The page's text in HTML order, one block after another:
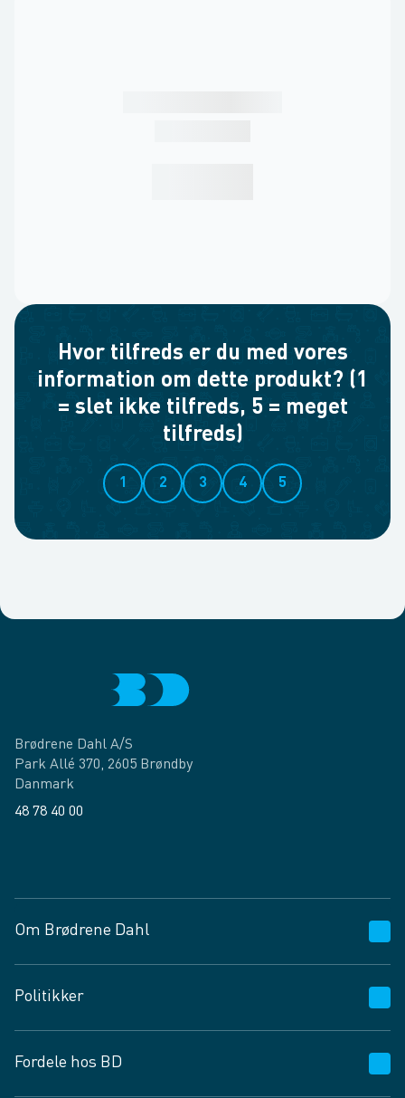
Hvor tilfreds er du med vores
information om dette produkt? (1
= slet ikke tilfreds, 5 = meget
tilfreds)
1 2 3 4 5
Brødrene Dahl A/S
Park Allé 370, 2605 Brøndby
Danmark
48 78 40 00
Om Brødrene Dahl
Vagttelefon 30 10 89 89
Spørgsmål og svar
Job og karriere
Politikker
Privatlivspolitik
Fordele hos BD